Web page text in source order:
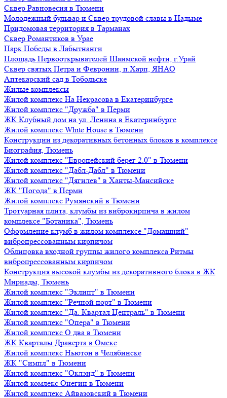
Сквер Равновесия в Тюмени
Молодежный бульвар и Сквер трудовой славы в Надыме
Придомовая территория в Тарманах
Сквер Романтиков в Урае
Парк Победы в Лабытнанги
Площадь Первооткрывателей Шаимской нефти, г.Урай
Сквер святых Петра и Февронии, п.Харп, ЯНАО
Аптекарский сад в Тобольске
Жилые комплексы
Жилой комплекс На Некрасова в Екатеринбурге
Жилой комплекс "Дружба" в Перми
ЖК Клубный дом на ул. Ленина в Екатеринбурге
Жилой комплекс White House в Тюмени
Конструкции из декоративных бетонных блоков в комплексе
Биография, Тюмень
Жилой комплекс "Европейский берег 2.0" в Тюмени
Жилой комплекс "Дабл-Дабл" в Тюмени
Жилой комплекс "Дягилев" в Ханты-Мансийске
ЖК "Погода" в Перми
Жилой комплекс Румянский в Тюмени
Тротуарная плита, клумбы из виброкирпича в жилом
комплексе "Ботаника", Тюмень
Оформление клумб в жилом комплексе "Домашний"
вибропрессованным кирпичом
Облицовка входной группы жилого комплекса Ритмы
вибропрессованным кирпичом
Конструкция высокой клумбы из декоративного блока в ЖК
Мириады, Тюмень
Жилой комплекс "Эклипт" в Тюмени
Жилой комплекс "Речной порт" в Тюмени
Жилой комплекс "Да. Квартал Централь" в Тюмени
Жилой комплекс "Опера" в Тюмени
Жилой комплекс О два в Тюмени
ЖК Кварталы Драверта в Омске
Жилой комплекс Ньютон в Челябинске
ЖК "Симпл" в Тюмени
Жилой комплекс "Оклэнд" в Тюмени
Жилой комлекс Онегин в Тюмени
Жилой комплекс Айвазовский в Тюмени